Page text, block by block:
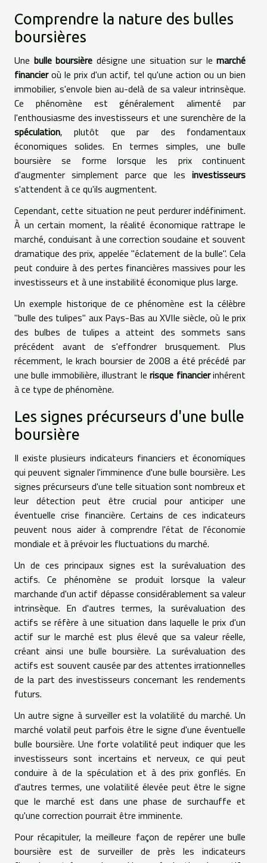
Comprendre la nature des bulles
boursières
Une bulle boursière désigne une situation sur le marché
financieroù le prix d'un actif, tel qu'une action ou un bien
immobilier, s'envole bien au-delà de sa valeur intrinsèque.
Ce phénomène est généralement alimenté par
l'enthousiasme des investisseurs et une surenchère de la
spéculation, plutôt que par des fondamentaux
économiques solides. En termes simples, une bulle
boursière se forme lorsque les prix continuent
d'augmenter simplement parce que les investisseurs
s'attendent à ce qu'ils augmentent.
Cependant, cette situation ne peut perdurer indéfiniment.
À un certain moment, la réalité économique rattrape le
marché, conduisant à une correction soudaine et souvent
dramatique des prix, appelée "éclatement de la bulle". Cela
peut conduire à des pertes financières massives pour les
investisseurs et à une instabilité économique plus large.
Un exemple historique de ce phénomène est la célèbre
"bulle des tulipes" aux Pays-Bas au XVIIe siècle, où le prix
des bulbes de tulipes a atteint des sommets sans
précédent avant de s'effondrer brusquement. Plus
récemment, le krach boursier de 2008 a été précédé par
une bulle immobilière, illustrant lerisque financierinhérent
à ce type de phénomène.
Les signes précurseurs d'une bulle
boursière
Il existe plusieurs indicateurs financiers et économiques
qui peuvent signaler l'imminence d'une bulle boursière. Les
signes précurseurs d'une telle situation sont nombreux et
leur détection peut être crucial pour anticiper une
éventuelle crise financière. Certains de ces indicateurs
peuvent nous aider à comprendre l'état de l'économie
mondiale et à prévoir les fluctuations du marché.
Un de ces principaux signes est la surévaluation des
actifs. Ce phénomène se produit lorsque la valeur
marchande d'un actif dépasse considérablement sa valeur
intrinsèque. En d'autres termes, la surévaluation des
actifs se réfère à une situation dans laquelle le prix d'un
actif sur le marché est plus élevé que sa valeur réelle,
créant ainsi une bulle boursière. La surévaluation des
actifs est souvent causée par des attentes irrationnelles
de la part des investisseurs concernant les rendements
futurs.
Un autre signe à surveiller est la volatilité du marché. Un
marché volatil peut parfois être le signe d'une éventuelle
bulle boursière. Une forte volatilité peut indiquer que les
investisseurs sont incertains et nerveux, ce qui peut
conduire à de la spéculation et à des prix gonflés. En
d'autres termes, une volatilité élevée peut être le signe
que le marché est dans une phase de surchauffe et
qu'une correction pourrait être imminente.
Pour récapituler, la meilleure façon de repérer une bulle
boursière est de surveiller de près les indicateurs